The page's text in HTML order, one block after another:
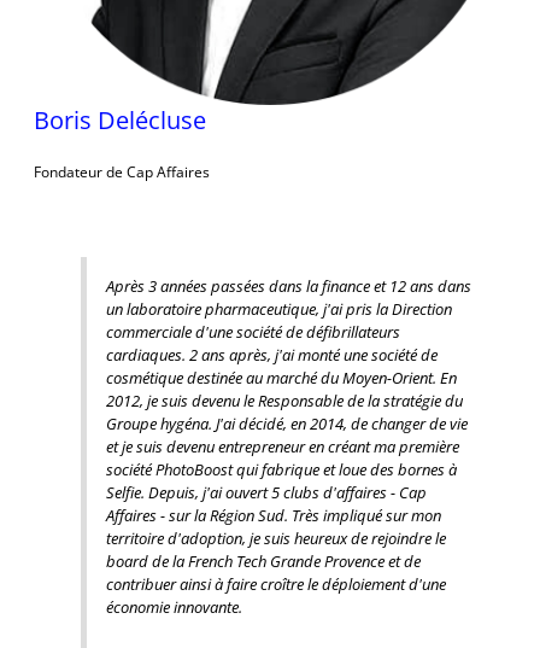
Boris Delécluse
Fondateur de Cap Affaires
Après 3 années passées dans la finance et 12 ans dans
un laboratoire pharmaceutique, j'ai pris la Direction
commerciale d'une société de défibrillateurs
cardiaques. 2 ans après, j'ai monté une société de
cosmétique destinée au marché du Moyen-Orient. En
2012, je suis devenu le Responsable de la stratégie du
Groupe hygéna. J'ai décidé, en 2014, de changer de vie
et je suis devenu entrepreneur en créant ma première
société PhotoBoost qui fabrique et loue des bornes à
Selfie. Depuis, j'ai ouvert 5 clubs d'affaires - Cap
Affaires - sur la Région Sud. Très impliqué sur mon
territoire d'adoption, je suis heureux de rejoindre le
board de la French Tech Grande Provence et de
contribuer ainsi à faire croître le déploiement d'une
économie innovante.